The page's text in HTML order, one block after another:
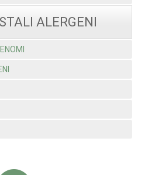
ALERGENI